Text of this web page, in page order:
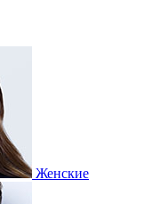
Женские